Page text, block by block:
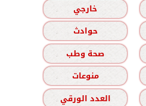
خارجي
حوادث
صحة وطب
منوعات
العدد الورقي